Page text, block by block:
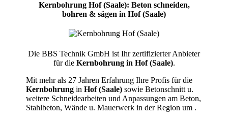
Kernbohrung Hof (Saale): Beton schneiden,
bohren & sägen in Hof (Saale)
Die BBS Technik GmbH ist Ihr zertifizierter Anbieter
für die Kernbohrung in Hof (Saale).
Mit mehr als 27 Jahren Erfahrung Ihre Profis für die
Kernbohrung inHof (Saale) sowie Betonschnitt u.
weitere Schneidearbeiten und Anpassungen am Beton,
Stahlbeton, Wände u. Mauerwerk in der Region um .